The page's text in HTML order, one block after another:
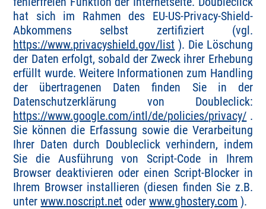
hat sich im Rahmen des EU-US-Privacy-Shield-
Abkommens selbst zertifiziert (vgl.
https://www.privacyshield.gov/list ). Die Löschung
der Daten erfolgt, sobald der Zweck ihrer Erhebung
erfüllt wurde. Weitere Informationen zum Handling
der übertragenen Daten finden Sie in der
Datenschutzerklärung von Doubleclick:
https://www.google.com/intl/de/policies/privacy/ .
Sie können die Erfassung sowie die Verarbeitung
Ihrer Daten durch Doubleclick verhindern, indem
Sie die Ausführung von Script-Code in Ihrem
Browser deaktivieren oder einen Script-Blocker in
Ihrem Browser installieren (diesen finden Sie z.B.
unterwww.noscript.net oderwww.ghostery.com ).